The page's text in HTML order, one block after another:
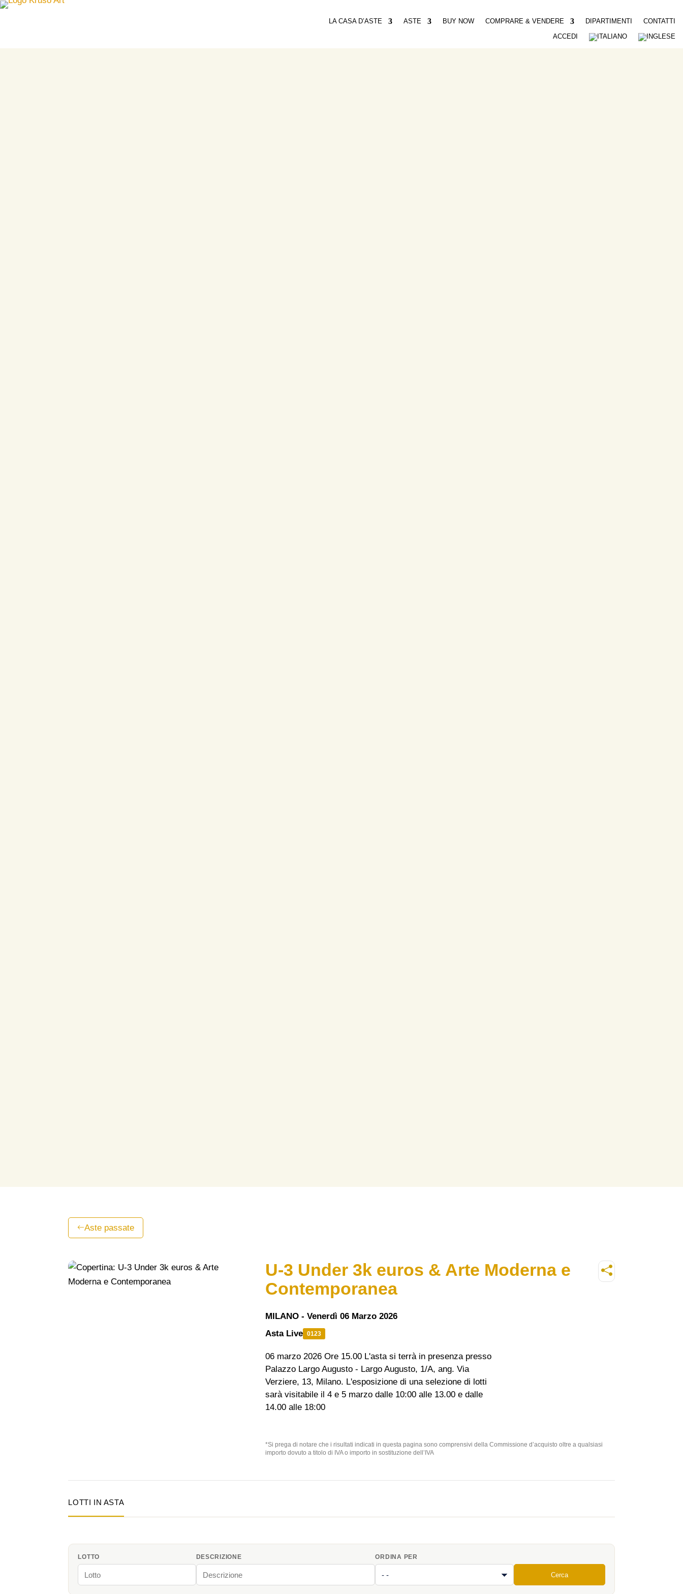
LA CASA D’ASTE ASTE BUY NOW COMPRARE & VENDERE DIPARTIMENTI
CONTATTI
ACCEDI
Aste passate
U-3 Under 3k euros & Arte Moderna e
Contemporanea
MILANO - Venerdì 06 Marzo 2026
Asta Live
0123
06 marzo 2026 Ore 15.00 L'asta si terrà in presenza presso
Palazzo Largo Augusto - Largo Augusto, 1/A, ang. Via
Verziere, 13, Milano. L'esposizione di una selezione di lotti
sarà visitabile il 4 e 5 marzo dalle 10:00 alle 13.00 e dalle
14.00 alle 18:00
*Si prega di notare che i risultati indicati in questa pagina sono comprensivi della Commissione d’acquisto oltre a qualsiasi
importo dovuto a titolo di IVA o importo in sostituzione dell’IVA
LOTTI IN ASTA
LOTTO DESCRIZIONE ORDINA PER
Cerca